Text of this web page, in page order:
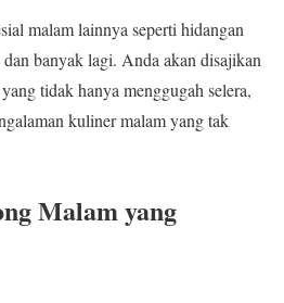
malam lainnya seperti hidangan
banyak lagi. Anda akan disajikan
tidak hanya menggugah selera,
kuliner malam yang tak
Malam yang